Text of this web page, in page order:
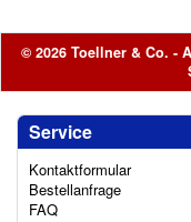
© 2026 Toellner & Co. -
Service
Kontaktformular
Bestellanfrage
FAQ